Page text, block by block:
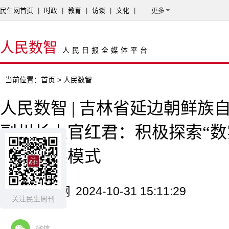
关注民生周刊
民生网首页 时政 教育 访谈 文化 更多
人民数智 人民日报全媒体平台
当前位置： 首页 > 人民数智
人民数智 | 吉林省延边朝鲜族
副州长上官红君：积极探索“
质量发展模式
来源：民生网 2024-10-31 15:11:29